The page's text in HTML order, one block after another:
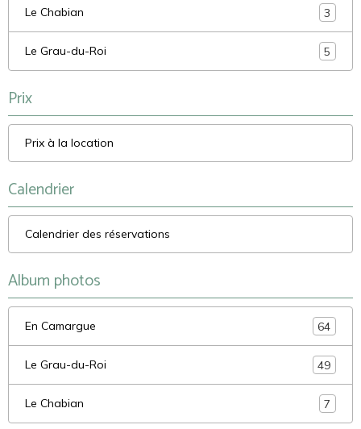
Le Chabian 3
Le Grau-du-Roi 5
Prix
Prix à la location
Calendrier
Calendrier des réservations
Album photos
En Camargue 64
Le Grau-du-Roi 49
Le Chabian 7